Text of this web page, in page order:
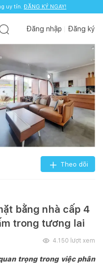
uy tín. ĐĂNG KÝ NGAY!
Đăng nhập Đăng ký
Theo dõi
bằng nhà cấp 4
trong tương lai
4.150 lượt xem
trọng trong việc phân